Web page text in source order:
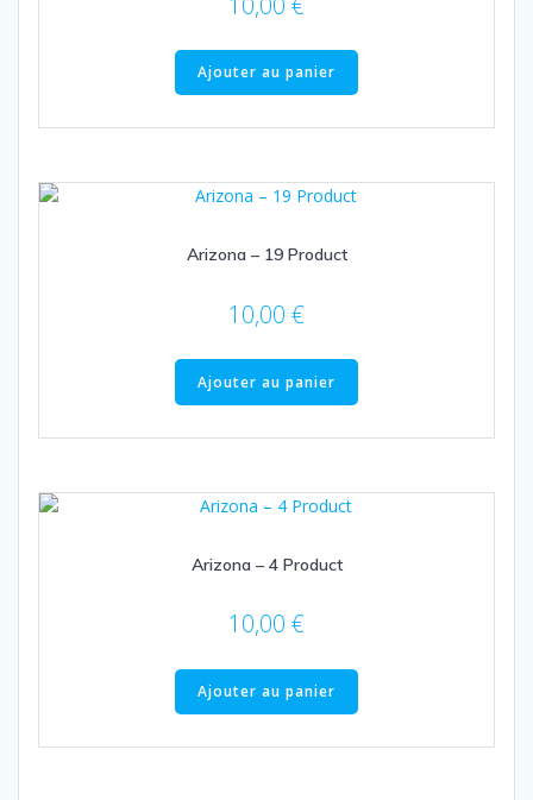
Ajouter au panier
Arizona – 19 Product
10,00 €
Ajouter au panier
Arizona – 4 Product
10,00 €
Ajouter au panier